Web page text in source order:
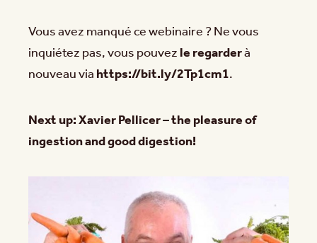
Vous avez manqué ce webinaire ? Ne vous
inquiétez pas, vous pouvezle regarderà
nouveau viahttps://bit.ly/2Tp1cm1.
Next up: Xavier Pellicer – the pleasure of
ingestion and good digestion!